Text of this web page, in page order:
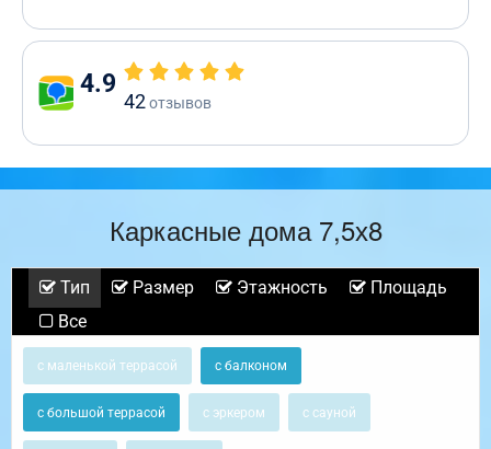
4.9
42отзывов
Каркасные дома 7,5х8
Тип Размер Этажность
Площадь
Все
с маленькой террасой с балконом
с большой террасой с эркером с сауной